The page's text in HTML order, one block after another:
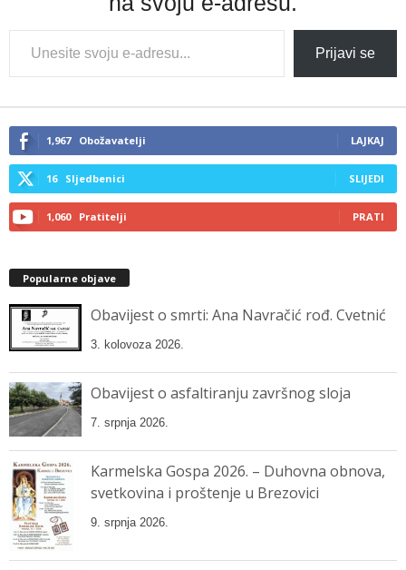
Type
your
email…
Prijavi se
1,967 Obožavatelji LAJKAJ
16 Sljedbenici SLIJEDI
1,060 Pratitelji PRATI
Popularne objave
Obavijest o smrti: Ana Navračić rođ. Cvetnić
3. kolovoza 2026.
Obavijest o asfaltiranju završnog sloja
7. srpnja 2026.
Karmelska Gospa 2026. – Duhovna obnova,
svetkovina i proštenje u Brezovici
9. srpnja 2026.